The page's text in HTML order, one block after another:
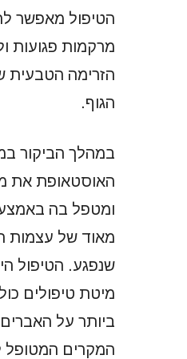
הטיפול מאפשר
מרקמות פגועות
הזרימה הטבעית
הגוף.
במהלך הביקור
האוסטאופת את
ומטפל בה
מאוד של עצמות
שנפגע. הטיפול
מיטת טיפולים
ביותר על
המקרים